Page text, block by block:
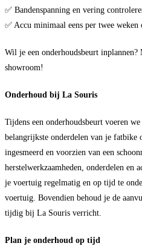
✅ Bandenspanning en vering
✅ Accu minimaal eens per twee weken
Wil je een onderhoudsbeurt inplannen?
showroom!
Onderhoud bij La Souris
Tijdens een onderhoudsbeurt voeren
belangrijkste onderdelen van je
ingesmeerd en voorzien van een
herstelwerkzaamheden, onderdelen en
je voertuig regelmatig en op tijd te
voertuig. Bovendien behoud je de
tijdig bij La Souris verricht.
Plan je onderhoud op tijd